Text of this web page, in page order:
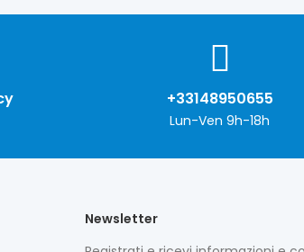
+33148950655
Lun-Ven 9h-18h
Newsletter